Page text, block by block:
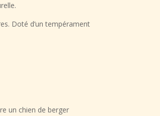
Doté d’un tempérament
un chien de berger